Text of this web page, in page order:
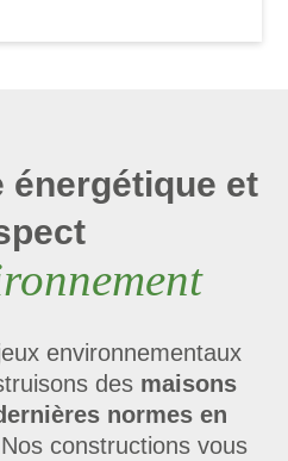
énergétique et
environnementaux
des maisons
normes en
constructions vous